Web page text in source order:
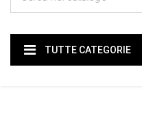
TUTTE CATEGORIE